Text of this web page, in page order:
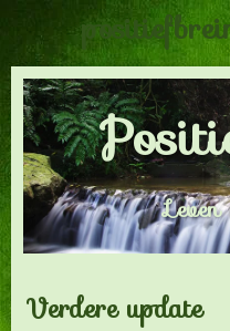
direct
naar
de
hoofdinhoud
Verdere update